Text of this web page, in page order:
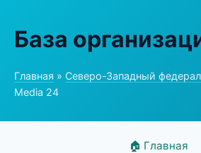
База
Главная » Северо-Западный
Media 24
🏠 Главная